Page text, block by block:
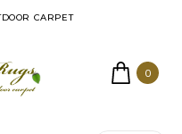
CARPET
0